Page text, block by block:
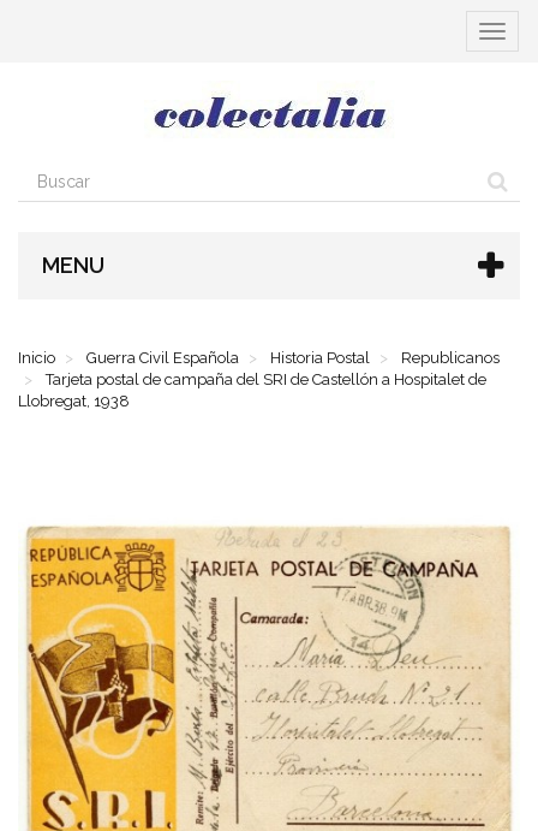
MENU
Inicio Guerra Civil Española Historia Postal
Republicanos
Tarjeta postal de campaña del SRI de Castellón a Hospitalet de
Llobregat, 1938